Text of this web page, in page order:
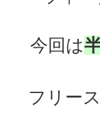
今回は
フリー